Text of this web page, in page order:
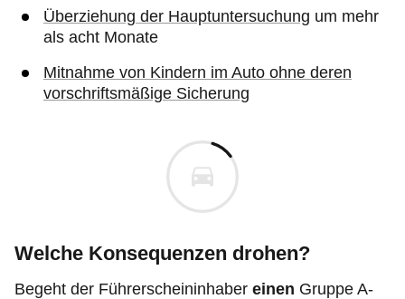
Überziehung der Hauptuntersuchung um mehr
als acht Monate
Mitnahme von Kindern im Auto ohne deren
vorschriftsmäßige Sicherung
Welche Konsequenzen drohen?
Begeht der Führerscheininhaber einen Gruppe A-